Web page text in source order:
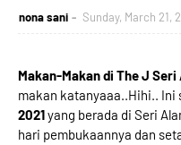
nona sani Sunday, March 21,
Makan-Makan di The J
makan katanyaaa..Hihi.. Ini
2021yang berada di Seri
hari pembukaannya dan